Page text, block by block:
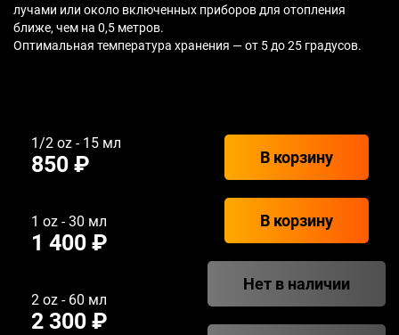
лучами или около включенных приборов для отопления
ближе, чем на 0,5 метров.
Оптимальная температура хранения — от 5 до 25 градусов.
1/2 oz - 15 мл
850 ₽
1 oz - 30 мл
1 400 ₽
2 oz - 60 мл
2 300 ₽
В корзину
В корзину
Нет в наличии